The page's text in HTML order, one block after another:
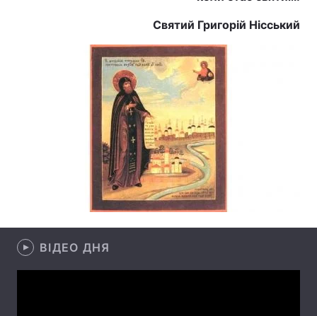
Війна
Політика
Світ
Наука
Лайт
Інциденти
Туризм
Цікавинки
Екологія Регіони
Святий Григорій Нісський
ВІДЕО ДНЯ